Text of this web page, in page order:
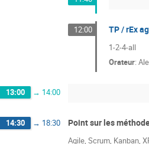
12:00 TP / rEx
1-2-4-all
Orateur:
13:00 → 14:00
14:30 → 18:30 Point sur les
Agile, Scrum, Kanban,